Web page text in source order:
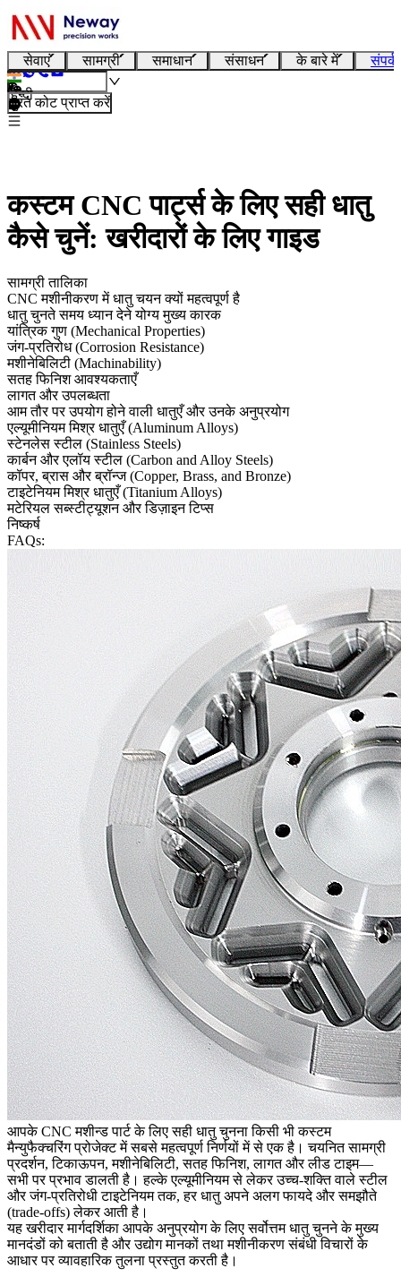
सेवाएं सामग्री समाधान संसाधन के बारे में
हिन्दी
तुरंत कोट प्राप्त करें
कस्टम CNC पार्ट्स के लिए सही धातु
कैसे चुनें: खरीदारों के लिए गाइड
सामग्री तालिका
CNC मशीनीकरण में धातु चयन क्यों महत्वपूर्ण है
धातु चुनते समय ध्यान देने योग्य मुख्य कारक
यांत्रिक गुण (Mechanical Properties)
जंग-प्रतिरोध (Corrosion Resistance)
मशीनेबिलिटी (Machinability)
सतह फिनिश आवश्यकताएँ
लागत और उपलब्धता
आम तौर पर उपयोग होने वाली धातुएँ और उनके अनुप्रयोग
एल्यूमीनियम मिश्र धातुएँ (Aluminum Alloys)
स्टेनलेस स्टील (Stainless Steels)
कार्बन और एलॉय स्टील (Carbon and Alloy Steels)
कॉपर, ब्रास और ब्रॉन्ज (Copper, Brass, and Bronze)
टाइटेनियम मिश्र धातुएँ (Titanium Alloys)
मटेरियल सब्स्टीट्यूशन और डिज़ाइन टिप्स
निष्कर्ष
FAQs:
आपके CNC मशीन्ड पार्ट के लिए सही धातु चुनना किसी भी कस्टम
मैन्युफैक्चरिंग प्रोजेक्ट में सबसे महत्वपूर्ण निर्णयों में से एक है। चयनित सामग्री
प्रदर्शन, टिकाऊपन, मशीनेबिलिटी, सतह फिनिश, लागत और लीड टाइम—
सभी पर प्रभाव डालती है। हल्के एल्यूमीनियम से लेकर उच्च-शक्ति वाले स्टील
और जंग-प्रतिरोधी टाइटेनियम तक, हर धातु अपने अलग फायदे और समझौते
(trade-offs) लेकर आती है।
यह खरीदार मार्गदर्शिका आपके अनुप्रयोग के लिए सर्वोत्तम धातु चुनने के मुख्य
मानदंडों को बताती है और उद्योग मानकों तथा मशीनीकरण संबंधी विचारों के
आधार पर व्यावहारिक तुलना प्रस्तुत करती है।